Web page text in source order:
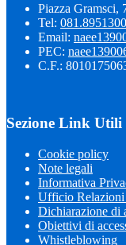
Piazza Gramsci,
Tel: 081.8951300
Email:
PEC:
C.F.:
Sezione Link Utili
Cookie policy
Note legali
Informativa
Ufficio
Dichiarazione di
Obiettivi di
Whistleblowing